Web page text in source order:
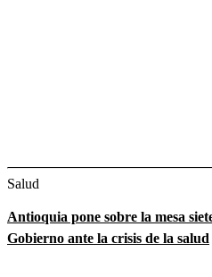
Salud
Antioquia pone sobre la mesa
Gobierno ante la crisis de la salud